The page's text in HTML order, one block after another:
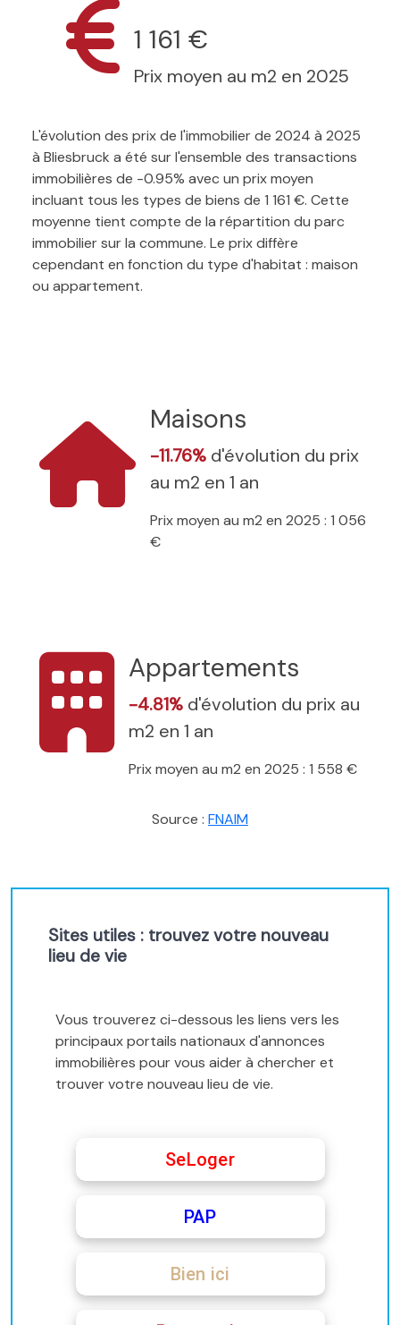
1 161 €
Prix moyen au m2 en 2025
L'évolution des prix de l'immobilier de 2024 à 2025
à Bliesbruck a été sur l'ensemble des transactions
immobilières de -0.95% avec un prix moyen
incluant tous les types de biens de 1 161 €. Cette
moyenne tient compte de la répartition du parc
immobilier sur la commune. Le prix diffère
cependant en fonction du type d'habitat : maison
ou appartement.
Maisons
-11.76% d'évolution du prix
au m2 en 1 an
Prix moyen au m2 en 2025 : 1 056
€
Appartements
-4.81% d'évolution du prix au
m2 en 1 an
Prix moyen au m2 en 2025 : 1 558 €
Source : FNAIM
Sites utiles : trouvez votre nouveau
lieu de vie
Vous trouverez ci-dessous les liens vers les
principaux portails nationaux d'annonces
immobilières pour vous aider à chercher et
trouver votre nouveau lieu de vie.
SeLoger
PAP
Bien ici